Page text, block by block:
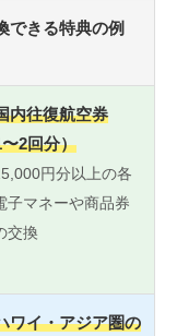
できる特典の例
内往復航空券
2回分）
円分以上の各
子マネーや商品券
交換
ワイ・アジア圏の